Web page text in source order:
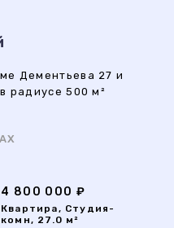
Дементьева 27 и
радиусе 500 м²
4 800 000 ₽
Квартира, Студия-
комн, 27.0 м²